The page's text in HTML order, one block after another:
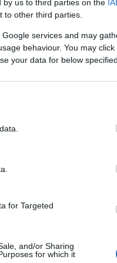
by us to third parties on the
to other third parties.
services and may
behaviour. You may
your data for below
for Targeted
and/or Sharing
for which it
olasz és a francia. A
(olaszul Basilica di San
keresztény
a barokk stílusok
arra lesz elég,
bel
egyetlen római utazás
térhez (olaszul Piazza
egyik leghíresebb